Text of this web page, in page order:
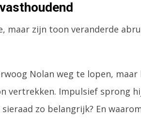
maar zijn toon veranderde
Nolan weg te lopen,
vertrekken. Impulsief sprong
zo belangrijk? En